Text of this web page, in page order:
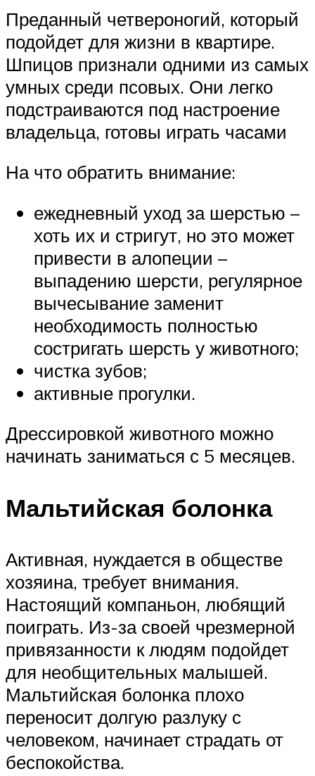
Преданный четвероногий, который
подойдет для жизни в квартире.
Шпицов признали одними из самых
умных среди псовых. Они легко
подстраиваются под настроение
владельца, готовы играть часами
На что обратить внимание:
ежедневный уход за шерстью –
хоть их и стригут, но это может
привести в алопеции –
выпадению шерсти, регулярное
вычесывание заменит
необходимость полностью
состригать шерсть у животного;
чистка зубов;
активные прогулки.
Дрессировкой животного можно
начинать заниматься с 5 месяцев.
Мальтийская болонка
Активная, нуждается в обществе
хозяина, требует внимания.
Настоящий компаньон, любящий
поиграть. Из-за своей чрезмерной
привязанности к людям подойдет
для необщительных малышей.
Мальтийская болонка плохо
переносит долгую разлуку с
человеком, начинает страдать от
беспокойства.